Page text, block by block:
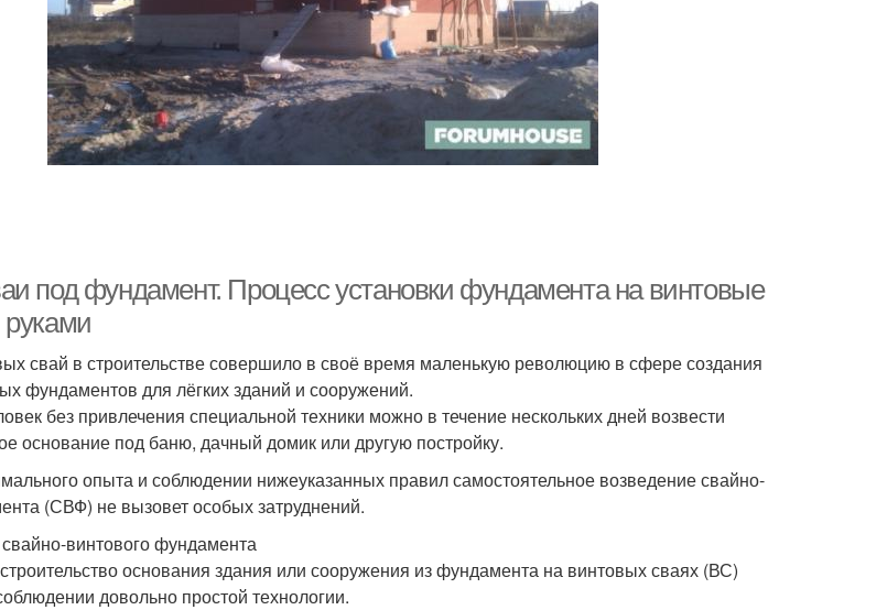
под фундамент. Процесс установки фундамента на винтовые
свай в строительстве совершило в своё время маленькую революцию в сфере создания
фундаментов для лёгких зданий и сооружений.
без привлечения специальной техники можно в течение нескольких дней возвести
основание под баню, дачный домик или другую постройку.
опыта и соблюдении нижеуказанных правил самостоятельное возведение свайно-
(СВФ) не вызовет особых затруднений.
винтового фундамента
основания здания или сооружения из фундамента на винтовых сваях (ВС)
довольно простой технологии.